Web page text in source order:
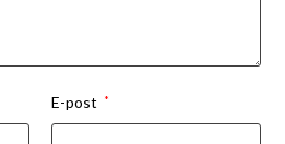
E-post *